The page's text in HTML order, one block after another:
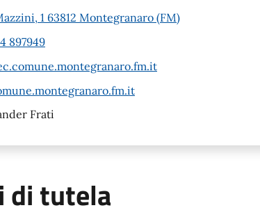
1 63812 Montegranaro (FM)
897949
Frati
di tutela